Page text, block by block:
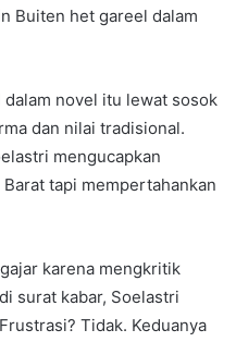
Buiten het gareel dalam
novel itu lewat sosok
dan nilai tradisional.
mengucapkan
tapi mempertahankan
karena mengkritik
surat kabar, Soelastri
Tidak. Keduanya